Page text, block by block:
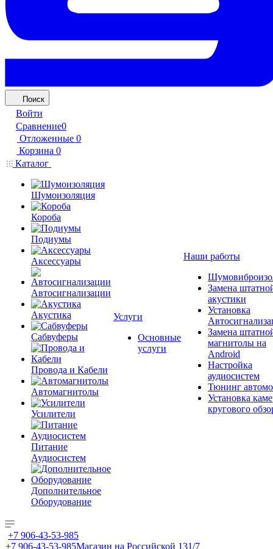
Поиск
Войти
Сравнение0
Отложенные 0
Корзина 0
Каталог
Шумоизоляция
Короба
Подиумы
Аксессуары
Автосигнализации
Акустика
Сабвуферы
Провода и Кабели
Автомагнитолы
Усилители
Питание
Аудиосистем
Дополнительное
Оборудование
Услуги
Основные
услуги
Наши работы
Замена
акустики
Установка
Замена
магнитолы на
Android
Настройка
аудиосистем
Тюнинг
Установка
кругового
+7 906-43-53-985
+7 906-43-53-985Магазин на Российской 131/7